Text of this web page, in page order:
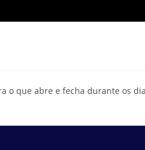
o que abre e fecha durante os